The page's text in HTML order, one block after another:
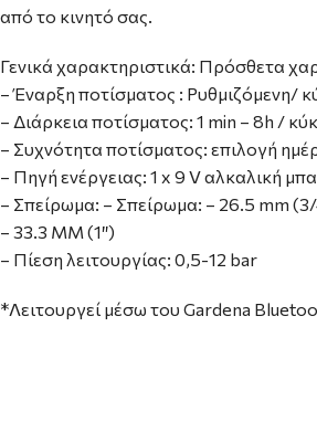
από το κινητό σας.
Γενικά χαρακτηριστικά: Πρόσθετα
– Έναρξη ποτίσματος : Ρυθμιζόμενη/
– Διάρκεια ποτίσματος: 1 min – 8h /
– Συχνότητα ποτίσματος: επιλογή
– Πηγή ενέργειας: 1 x 9 V αλκαλική
– Σπείρωμα: – Σπείρωμα: – 26.5 mm
– 33.3 ΜΜ (1″)
– Πίεση λειτουργίας: 0,5-12 bar
*Λειτουργεί μέσω του Gardena